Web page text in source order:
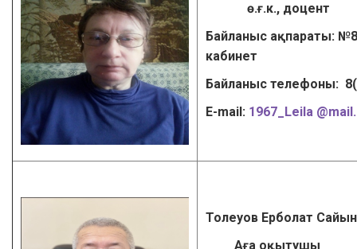
ө.ғ.к., доцент
Байланыс ақпараты:
кабинет
Байланыс телефоны:
Е-mail: 1967_Leila
Толеуов Ерболат
Аға оқытушы